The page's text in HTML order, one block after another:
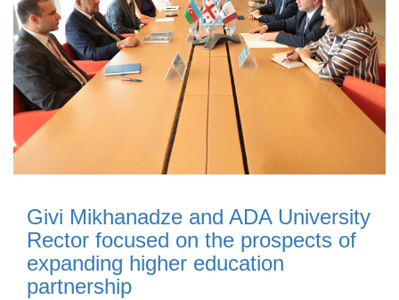
Givi Mikhanadze and ADA University
Rector focused on the prospects of
expanding higher education
partnership